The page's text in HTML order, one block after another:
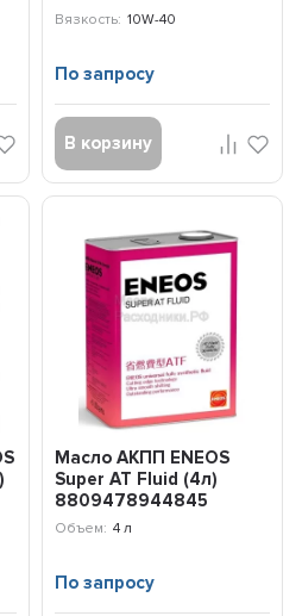
Вязкость: 10W-40
По запросу
В корзину
Масло АКПП ENEOS
Super AT Fluid (4л)
8809478944845
Объем: 4 л
По запросу